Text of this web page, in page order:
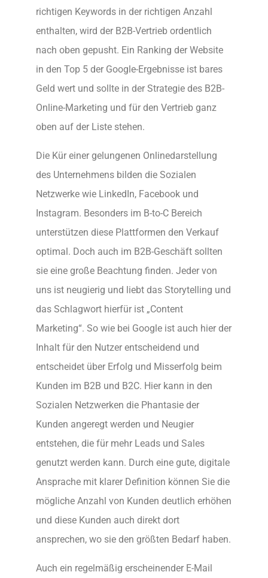
richtigen Keywords in der richtigen Anzahl
enthalten, wird der B2B-Vertrieb ordentlich
nach oben gepusht. Ein Ranking der Website
in den Top 5 der Google-Ergebnisse ist bares
Geld wert und sollte in der Strategie des B2B-
Online-Marketing und für den Vertrieb ganz
oben auf der Liste stehen.
Die Kür einer gelungenen Onlinedarstellung
des Unternehmens bilden die Sozialen
Netzwerke wie LinkedIn, Facebook und
Instagram. Besonders im B-to-C Bereich
unterstützen diese Plattformen den Verkauf
optimal. Doch auch im B2B-Geschäft sollten
sie eine große Beachtung finden. Jeder von
uns ist neugierig und liebt das Storytelling und
das Schlagwort hierfür ist „Content
Marketing“. So wie bei Google ist auch hier der
Inhalt für den Nutzer entscheidend und
entscheidet über Erfolg und Misserfolg beim
Kunden im B2B und B2C. Hier kann in den
Sozialen Netzwerken die Phantasie der
Kunden angeregt werden und Neugier
entstehen, die für mehr Leads und Sales
genutzt werden kann. Durch eine gute, digitale
Ansprache mit klarer Definition können Sie die
mögliche Anzahl von Kunden deutlich erhöhen
und diese Kunden auch direkt dort
ansprechen, wo sie den größten Bedarf haben.
Auch ein regelmäßig erscheinender E-Mail